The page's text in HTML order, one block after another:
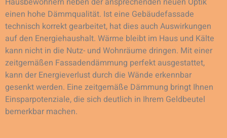
einen hohe Dämmqualität. Ist eine Gebäudefassade
technisch korrekt gearbeitet, hat dies auch Auswirkungen
auf den Energiehaushalt. Wärme bleibt im Haus und Kälte
kann nicht in die Nutz- und Wohnräume dringen. Mit einer
zeitgemäßen Fassadendämmung perfekt ausgestattet,
kann der Energieverlust durch die Wände erkennbar
gesenkt werden. Eine zeitgemäße Dämmung bringt Ihnen
Einsparpotenziale, die sich deutlich in Ihrem Geldbeutel
bemerkbar machen.